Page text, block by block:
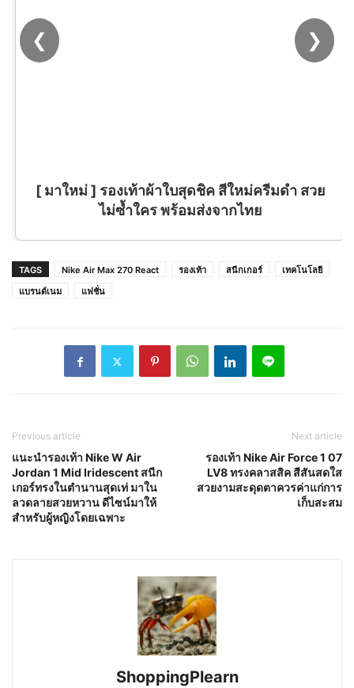
[ มาใหม่ ] รองเท้าผ้าใบสุดชิค สีใหม่ครีมดำ สวย
ไม่ซ้ำใคร พร้อมส่งจากไทย
❮ ❯
TAGS Nike Air Max 270 React รองเท้า สนีกเกอร์
เทคโนโลยี
แบรนด์เนม
แฟชั่น
Previous article
แนะนำรองเท้า Nike W Air
Jordan 1 Mid Iridescent สนีก
เกอร์ทรงในตำนานสุดเท่ มาใน
ลวดลายสวยหวาน ดีไซน์มาให้
สำหรับผู้หญิงโดยเฉพาะ
Next article
รองเท้า Nike Air Force 1 07
LV8 ทรงคลาสสิค สีสันสดใส
สวยงามสะดุดตาควรค่าแก่การ
เก็บสะสม
ShoppingPlearn